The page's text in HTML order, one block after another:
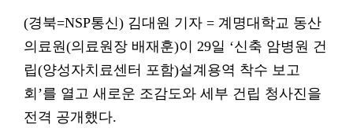
(경북=NSP통신) 김대원 기자 = 계명대학교 동산
의료원(의료원장 배재훈)이 29일 ‘신축 암병원 건
립(양성자치료센터 포함)설계용역 착수 보고
회’를 열고 새로운 조감도와 세부 건립 청사진을
전격 공개했다.